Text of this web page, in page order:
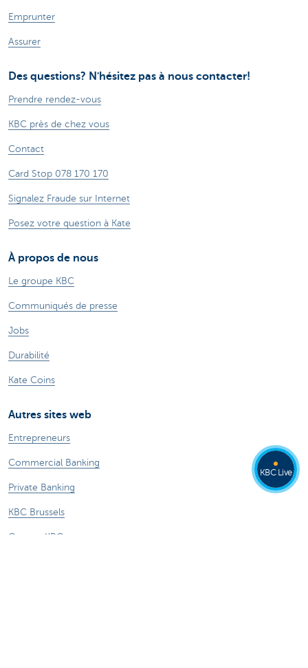
Emprunter
Assurer
Des questions? N'hésitez pas à nous contacter!
Prendre rendez-vous
KBC près de chez vous
Contact
Card Stop 078 170 170
Signalez Fraude sur Internet
Posez votre question à Kate
À propos de nous
Le groupe KBC
Communiqués de presse
Jobs
Durabilité
Kate Coins
Autres sites web
Entrepreneurs
Commercial Banking
Private Banking
KBC Brussels
Groupe KBC
KBC Live